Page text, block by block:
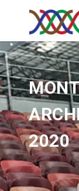
2020